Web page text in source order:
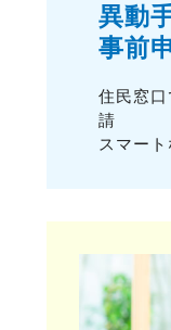
異動
事前
住民窓
請
スマー